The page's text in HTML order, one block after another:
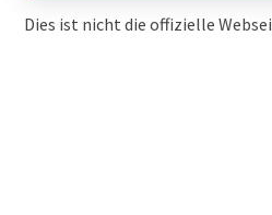
Dies ist nicht die offizielle